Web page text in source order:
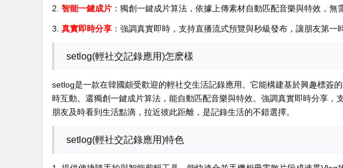
2. 智能一鍵成片 ：獨創一鍵成片算法，依據上傳素材自動匹配音樂與特效，無
3. 真實即時分享 ：強調真實即時，支持直播流式預覽與秒級發布，讓朋友第一
setlog(輕社交記錄應用)怎麽樣
setlog是一款在韓國頗受歡迎的輕社交生活記錄應用。它能構建基於興趣標簽
時互動。還獨創一鍵成片算法，能自動匹配音樂與特效。強調真實即時分享，
朋友及時看到生活點滴，拉近彼此距離，是記錄生活的不錯選擇。
setlog(輕社交記錄應用)特色